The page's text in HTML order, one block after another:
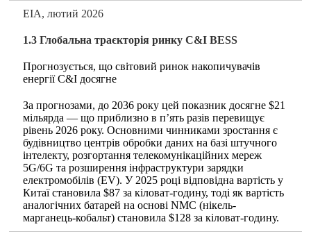
ЕІА, лютий 2026
1.3 Глобальна траєкторія ринку C&I BESS
Прогнозується, що світовий ринок накопичувачів
енергії C&I досягне
За прогнозами, до 2036 року цей показник досягне $21
мільярда — що приблизно в п’ять разів перевищує
рівень 2026 року. Основними чинниками зростання є
будівництво центрів обробки даних на базі штучного
інтелекту, розгортання телекомунікаційних мереж
5G/6G та розширення інфраструктури зарядки
електромобілів (EV). У 2025 році відповідна вартість у
Китаї становила $87 за кіловат-годину, тоді як вартість
аналогічних батарей на основі NMC (нікель-
марганець-кобальт) становила $128 за кіловат-годину.